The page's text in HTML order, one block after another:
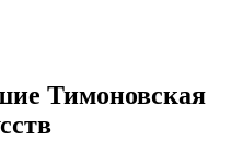
Тимоновская